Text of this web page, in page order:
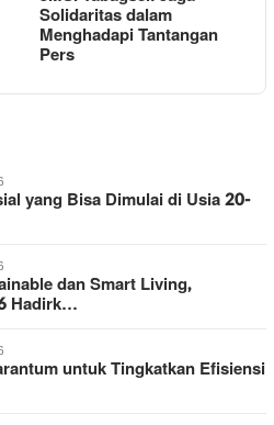
Solidaritas dalam
Menghadapi Tantangan
Pers
yang Bisa Dimulai di Usia 20-
dan Smart Living,
Hadirk…
untuk Tingkatkan Efisiensi